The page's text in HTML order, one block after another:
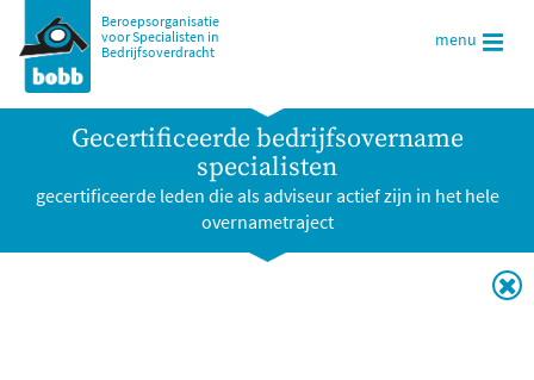
Beroepsorganisatie
voor Specialisten in
Bedrijfsoverdracht
menu
Gecertificeerde bedrijfsovername
specialisten
gecertificeerde leden die als adviseur actief zijn in het hele
overnametraject